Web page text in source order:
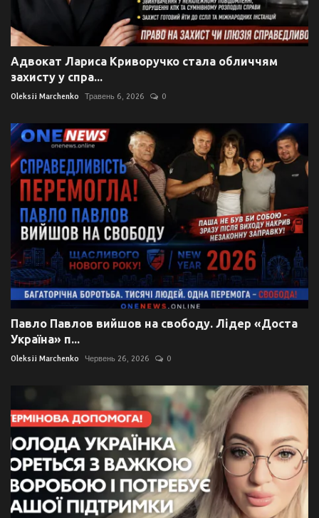
Адвокат Лариса Криворучко стала обличчям
захисту у спра...
Oleksii Marchenko Травень 6, 2026 0
Павло Павлов вийшов на свободу. Лідер «Доста
Україна» п...
Oleksii Marchenko Червень 26, 2026 0